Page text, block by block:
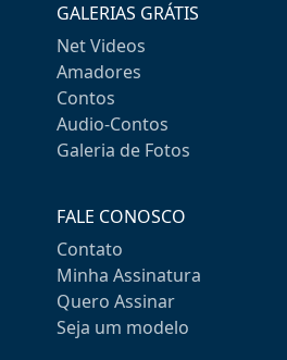
GALERIAS GRÁTIS
Net Videos
Amadores
Contos
Audio-Contos
Galeria de Fotos
FALE CONOSCO
Contato
Minha Assinatura
Quero Assinar
Seja um modelo